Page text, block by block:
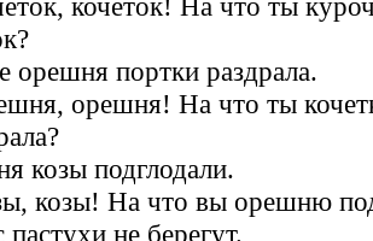
орешня портки раздрала.
орешня! На что ты
козы подглодали.
козы! На что вы орешню
не берегут.